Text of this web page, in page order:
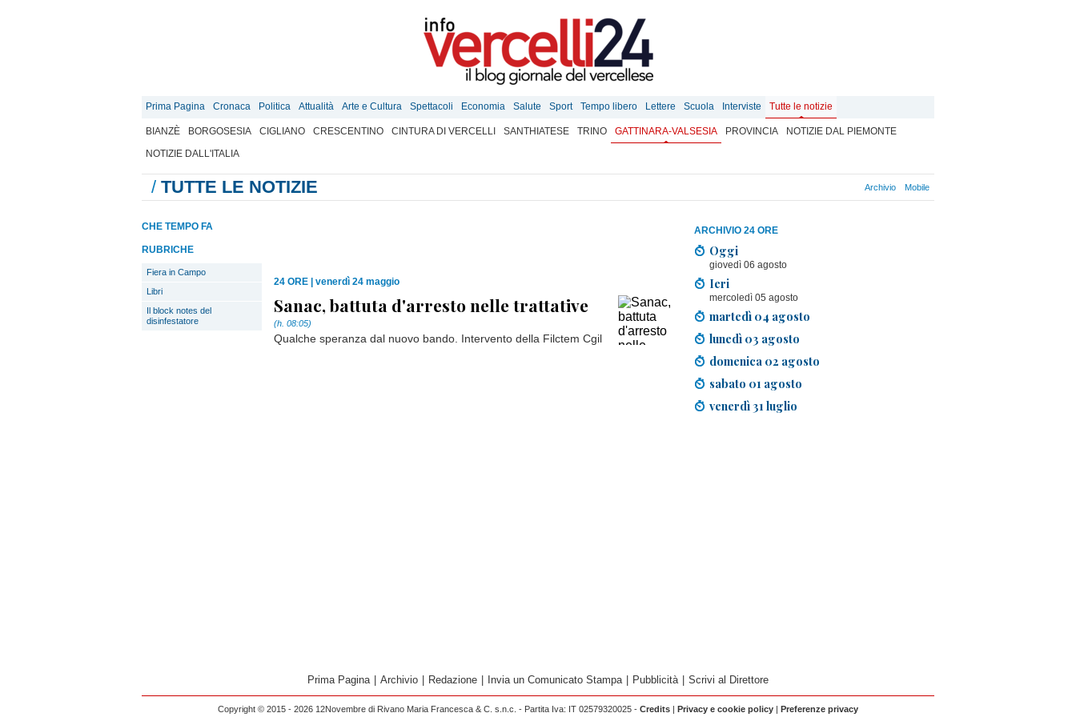
Prima Pagina Cronaca Politica Attualità Arte e Cultura Spettacoli Economia Salute Sport Tempo libero Lettere Scuola Interviste Tutte le notizie
BIANZÈ BORGOSESIA CIGLIANO CRESCENTINO CINTURA DI VERCELLI SANTHIATESE TRINO GATTINARA-VALSESIA PROVINCIA
NOTIZIE DAL PIEMONTE
NOTIZIE DALL'ITALIA
/ TUTTE LE NOTIZIE Archivio Mobile
ARCHIVIO 24 ORE
Oggi
giovedì 06 agosto
Ieri
mercoledì 05 agosto
martedì 04 agosto
lunedì 03 agosto
domenica 02 agosto
sabato 01 agosto
venerdì 31 luglio
CHE TEMPO FA
RUBRICHE
Fiera in Campo
Libri
Il block notes del
disinfestatore
24 ORE venerdì 24 maggio
Sanac, battuta d'arresto nelle trattative
(h. 08:05)
Qualche speranza dal nuovo bando. Intervento della Filctem Cgil
Prima Pagina Archivio Redazione Invia un Comunicato Stampa Pubblicità Scrivi al Direttore
Copyright © 2015 - 2026 12Novembre di Rivano Maria Francesca & C. s.n.c. - Partita Iva: IT 02579320025 - Credits | Privacy e cookie policy | Preferenze privacy